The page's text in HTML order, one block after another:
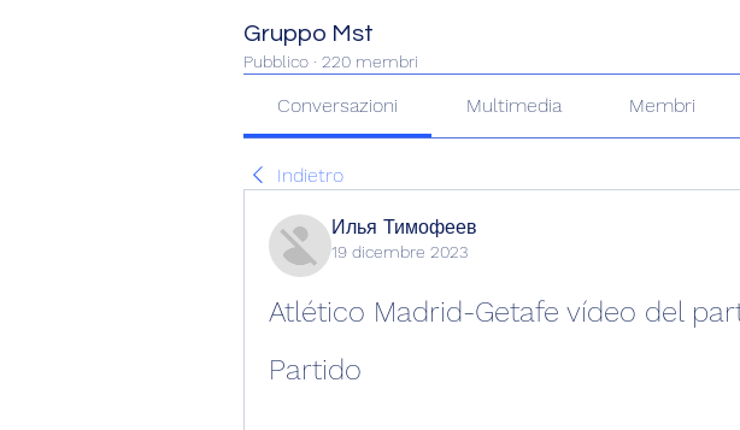
Gruppo Mst
Pubblico · 220 membri
Conversazioni Multimedia Membri
Indietro
Илья Тимофеев
19 dicembre 2023
Atlético Madrid-Getafe vídeo del
Partido